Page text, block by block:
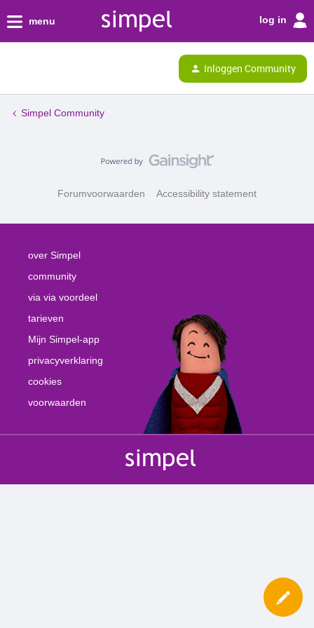
menu log in
Inloggen Community
Simpel Community
Forumvoorwaarden Accessibility statement
over Simpel
community
via via voordeel
tarieven
Mijn Simpel-app
privacyverklaring
cookies
voorwaarden